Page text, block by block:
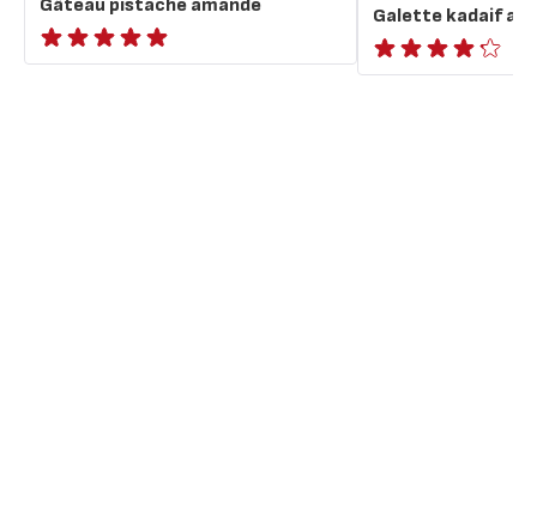
Gâteau pistache amande
ratings.NaN
Galette kadaif
ratings.4.2